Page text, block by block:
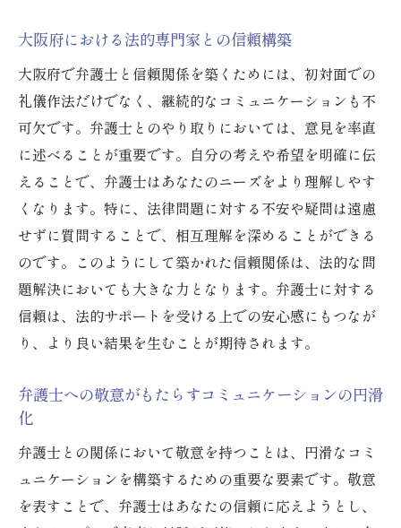
大阪府での弁護士選びにおける礼儀の心得
礼儀正しさが依頼者の安心感を高める理由
弁護士への依頼時の礼儀作法
大阪府内での信頼できる弁護士選びのポイ
ント
礼儀を重視した弁護士との関係構築
安心して相談できる環境作りのための礼儀
大阪府の弁護士とのコミュニケーションで心が
ける礼儀
弁護士との円滑なコミュニケーションのた
めの礼儀
ト
弁護士とのコミュニケーションを深める礼
儀作法
大阪府における法的専門家との信頼構築
大阪府で弁護士と信頼関係を築くためには、初対面での
礼儀作法だけでなく、継続的なコミュニケーションも不
可欠です。弁護士とのやり取りにおいては、意見を率直
に述べることが重要です。自分の考えや希望を明確に伝
えることで、弁護士はあなたのニーズをより理解しやす
くなります。特に、法律問題に対する不安や疑問は遠慮
せずに質問することで、相互理解を深めることができる
のです。このようにして築かれた信頼関係は、法的な問
題解決においても大きな力となります。弁護士に対する
信頼は、法的サポートを受ける上での安心感にもつなが
り、より良い結果を生むことが期待されます。
弁護士への敬意がもたらすコミュニケーションの円滑
化
弁護士との関係において敬意を持つことは、円滑なコミ
ュニケーションを構築するための重要な要素です。敬意
を表すことで、弁護士はあなたの信頼に応えようとし、